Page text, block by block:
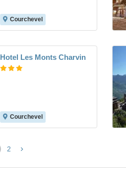
Courchevel
Hotel Les Monts Charvin
Courchevel
(página
2